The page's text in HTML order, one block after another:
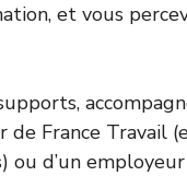
et vous
France Travail
ou d’un